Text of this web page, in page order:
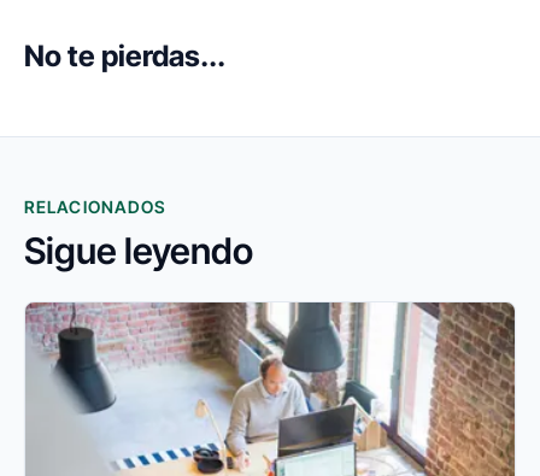
No te pierdas...
RELACIONADOS
Sigue leyendo